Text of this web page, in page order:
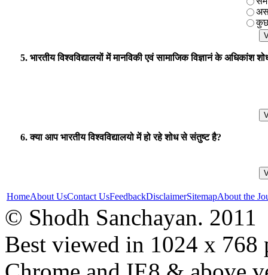
कुछ
5. भारतीय विश्वविद्यालयों में मानविकी एवं सामाजिक विज्ञानं के अधिकांश
6. क्या आप भारतीय विश्वविद्यालयो में हो रहे शोध से संतुष्ट है?
HomeAbout UsContact UsFeedbackDisclaimerSitemapAbout the
© Shodh Sanchayan. 2011
Best viewed in 1024 x